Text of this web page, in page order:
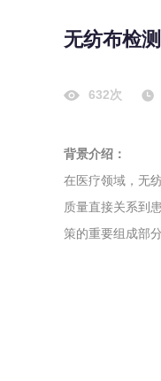
专项
综合检
无纺布检
632次
背景介绍：
在医疗领域，无
质量直接关系到
策的重要组成部分